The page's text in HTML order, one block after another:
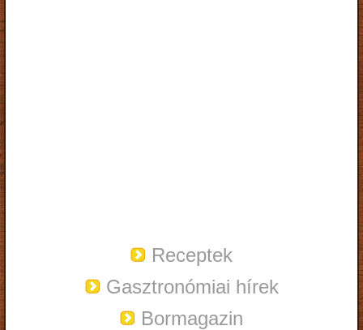
Receptek
Gasztronómiai hírek
Bormagazin